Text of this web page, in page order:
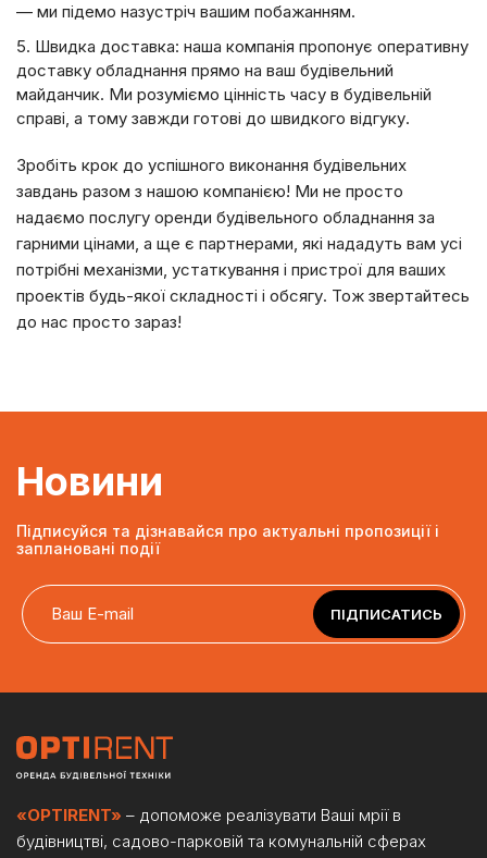
— ми підемо назустріч вашим побажанням.
Швидка доставка: наша компанія пропонує оперативну
доставку обладнання прямо на ваш будівельний
майданчик. Ми розуміємо цінність часу в будівельній
справі, а тому завжди готові до швидкого відгуку.
Зробіть крок до успішного виконання будівельних
завдань разом з нашою компанією! Ми не просто
надаємо послугу оренди будівельного обладнання за
гарними цінами, а ще є партнерами, які нададуть вам усі
потрібні механізми, устаткування і пристрої для ваших
проектів будь-якої складності і обсягу. Тож звертайтесь
до нас просто зараз!
Новини
Підписуйся та дізнавайся про актуальні пропозиції і
заплановані події
ПІДПИСАТИСЬ
«OPTIRENT» – допоможе реалізувати Ваші мрії в
будівництві, садово-парковій та комунальній сферах